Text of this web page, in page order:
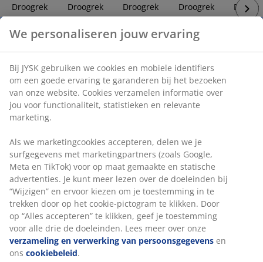
Droogrek
LEIFHEIT
Pegasus 160
16m waslijn
45,- /stuk
Droogrek
AXEL
B55xL171xH89/99
grijs
18,50 /stuk
Droogrek
AXEL
B55xL171xH89/99
grijs
18,50 /stuk
Droogrek
LEIFHEIT
basic 180
Plus 18m
waslijn
20,- /stuk
5. Pas op voor verslechtering van de
luchtkwaliteit
Kleren binnenshuis drogen kan de luchtkwaliteit
verslechteren en stof in huis doen toenemen. Vochtige
kleren kunnen tot 2-3 liter water bevatten als ze niet
goed gesponnen zijn. Als dit water verdampt, voegt het
vocht en wasmiddelresten toe aan de lucht. Daarom is
goede ventilatie essentieel.
We personaliseren jouw ervaring
Bij JYSK gebruiken we cookies en mobiele identifiers
om een goede ervaring te garanderen bij het bezoeken
van onze website. Cookies verzamelen informatie over
jou voor functionaliteit, statistieken en relevante
marketing.
Als we marketingcookies accepteren, delen we je
surfgegevens met marketingpartners (zoals Google,
Meta en TikTok) voor op maat gemaakte en statische
advertenties. Je kunt meer lezen over de doeleinden bij
“Wijzigen” en ervoor kiezen om je toestemming in te
trekken door op het cookie-pictogram te klikken. Door
op “Alles accepteren” te klikken, geef je toestemming
voor alle drie de doeleinden. Lees meer over onze
verzameling en verwerking van persoonsgegevens en
ons cookiebeleid.